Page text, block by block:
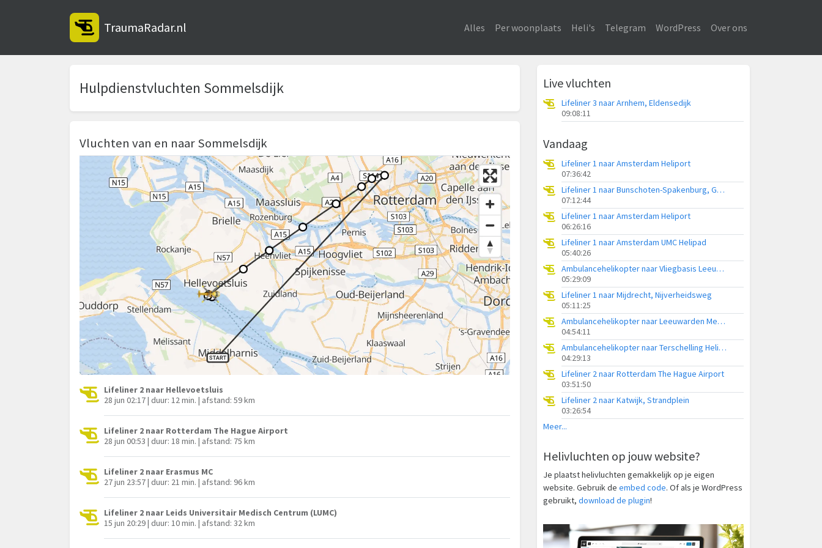
TraumaRadar.nl Alles Per woonplaats Heli's Telegram WordPress Over ons
Hulpdienstvluchten Sommelsdijk
Vluchten van en naar Sommelsdijk
Lifeliner 2 naar Hellevoetsluis
28 jun 02:17 | duur: 12 min. | afstand: 59 km
Lifeliner 2 naar Rotterdam The Hague Airport
28 jun 00:53 | duur: 18 min. | afstand: 75 km
Lifeliner 2 naar Erasmus MC
27 jun 23:57 | duur: 21 min. | afstand: 96 km
Lifeliner 2 naar Leids Universitair Medisch Centrum (LUMC)
15 jun 20:29 | duur: 10 min. | afstand: 32 km
Live vluchten
Lifeliner 3 naar Arnhem, Eldensedijk
09:08:11
Vandaag
Lifeliner 1 naar Amsterdam Heliport
07:36:42
Lifeliner 1 naar Bunschoten-Spakenburg, Gasthuisweg
07:12:44
Lifeliner 1 naar Amsterdam Heliport
06:26:16
Lifeliner 1 naar Amsterdam UMC Helipad
05:40:26
Ambulancehelikopter naar Vliegbasis Leeuwarden
05:29:09
Lifeliner 1 naar Mijdrecht, Nijverheidsweg
05:11:25
Ambulancehelikopter naar Leeuwarden Medical Center Heliport
04:54:11
Ambulancehelikopter naar Terschelling Heliport
04:29:13
Lifeliner 2 naar Rotterdam The Hague Airport
03:51:50
Lifeliner 2 naar Katwijk, Strandplein
03:26:54
Meer...
Helivluchten op jouw website?
Je plaatst helivluchten gemakkelijk op je eigen
website. Gebruik de embed code. Of als je WordPress
gebruikt, download de plugin!